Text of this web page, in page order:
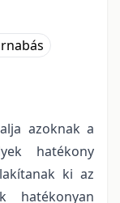
azoknak a
hatékony
ki az
hatékonyan